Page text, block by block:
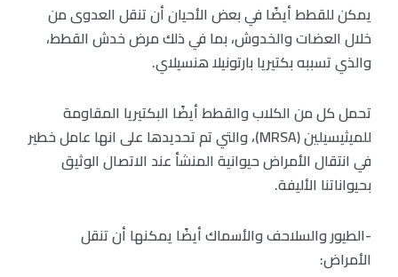
يمكن للقطط أيضًا في بعض الأحيان أن تنقل العدوى من
خلال العضات والخدوش، بما في ذلك مرض خدش القطط،
والذي تسببه بكتيريا بارتونيلا هنسيلاي.
تحمل كل من الكلاب والقطط أيضًا البكتيريا المقاومة
للميثيسيلين (MRSA)، والتي تم تحديدها على انها عامل خطير
في انتقال الأمراض حيوانية المنشأ عند الاتصال الوثيق
بحيواناتنا الأليفة.
-الطيور والسلاحف والأسماك أيضًا يمكنها أن تنقل
الأمراض: